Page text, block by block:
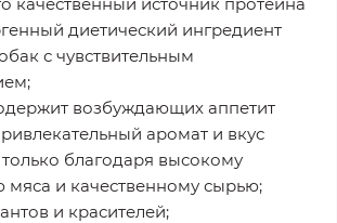
диетический ингредиент
с чувствительным
возбуждающих аппетит
аромат и вкус
только благодаря высокому
и качественному сырью;
и красителей;